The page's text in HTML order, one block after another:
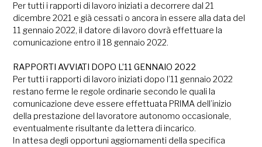
Per tutti i rapporti di lavoro iniziati a decorrere dal 21
dicembre 2021 e già cessati o ancora in essere alla data del
11 gennaio 2022, il datore di lavoro dovrà effettuare la
comunicazione entro il 18 gennaio 2022.
RAPPORTI AVVIATI DOPO L’11 GENNAIO 2022
Per tutti i rapporti di lavoro iniziati dopo l’11 gennaio 2022
restano ferme le regole ordinarie secondo le quali la
comunicazione deve essere effettuata PRIMA dell’inizio
della prestazione del lavoratore autonomo occasionale,
eventualmente risultante da lettera di incarico.
In attesa degli opportuni aggiornamenti della specifica